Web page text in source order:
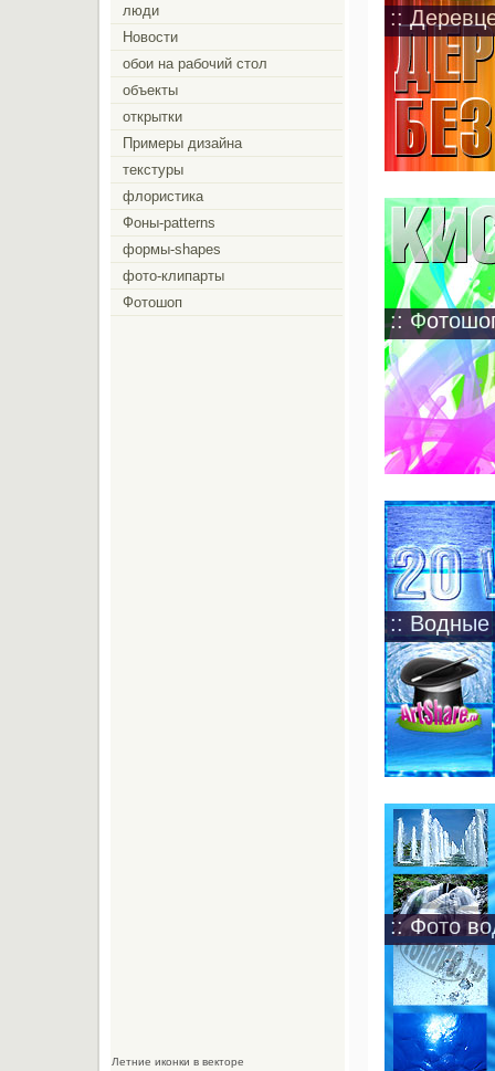
::
::
:: Водные
:: Фото
люди
Новости
обои на рабочий стол
объекты
открытки
Примеры дизайна
текстуры
флористика
Фоны-patterns
формы-shapes
фото-клипарты
Фотошоп
Летние иконки в векторе